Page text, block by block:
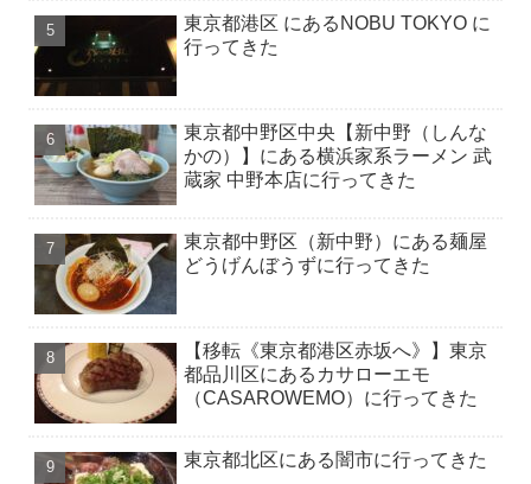
東京都港区 にあるNOBU TOKYO に
行ってきた
東京都中野区中央【新中野（しんな
かの）】にある横浜家系ラーメン 武
蔵家 中野本店に行ってきた
東京都中野区（新中野）にある麺屋
どうげんぼうずに行ってきた
【移転《東京都港区赤坂へ》】東京
都品川区にあるカサローエモ
（CASAROWEMO）に行ってきた
東京都北区にある闇市に行ってきた